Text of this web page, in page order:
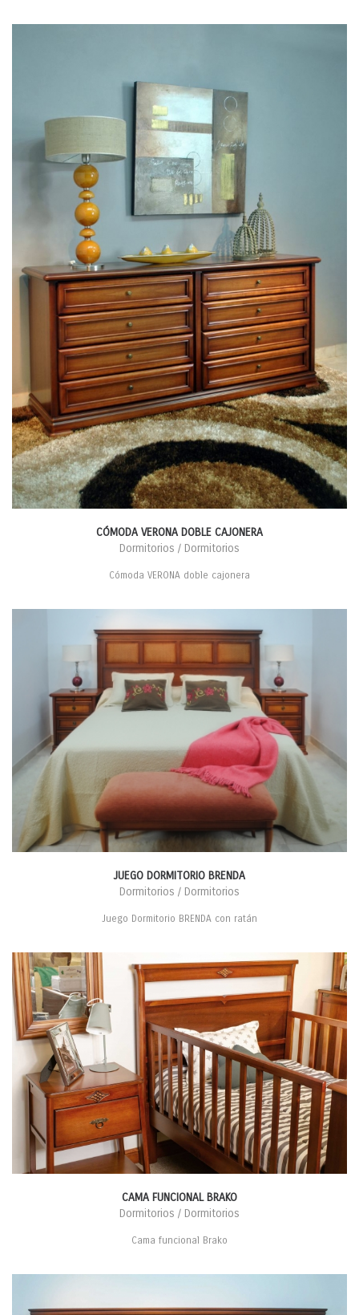
CÓMODA VERONA DOBLE CAJONERA
Dormitorios / Dormitorios
Cómoda VERONA doble cajonera
JUEGO DORMITORIO BRENDA
Dormitorios / Dormitorios
Juego Dormitorio BRENDA con ratán
CAMA FUNCIONAL BRAKO
Dormitorios / Dormitorios
Cama funcional Brako